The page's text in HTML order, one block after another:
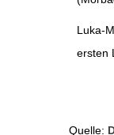
Luka-
ersten
Quelle: